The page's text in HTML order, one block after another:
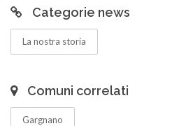
Categorie news
La nostra storia
Comuni correlati
Gargnano